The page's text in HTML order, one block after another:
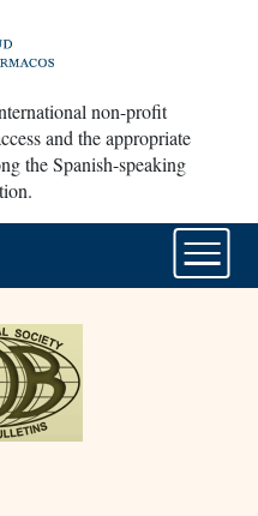
non-profit
and the appropriate
the Spanish-speaking